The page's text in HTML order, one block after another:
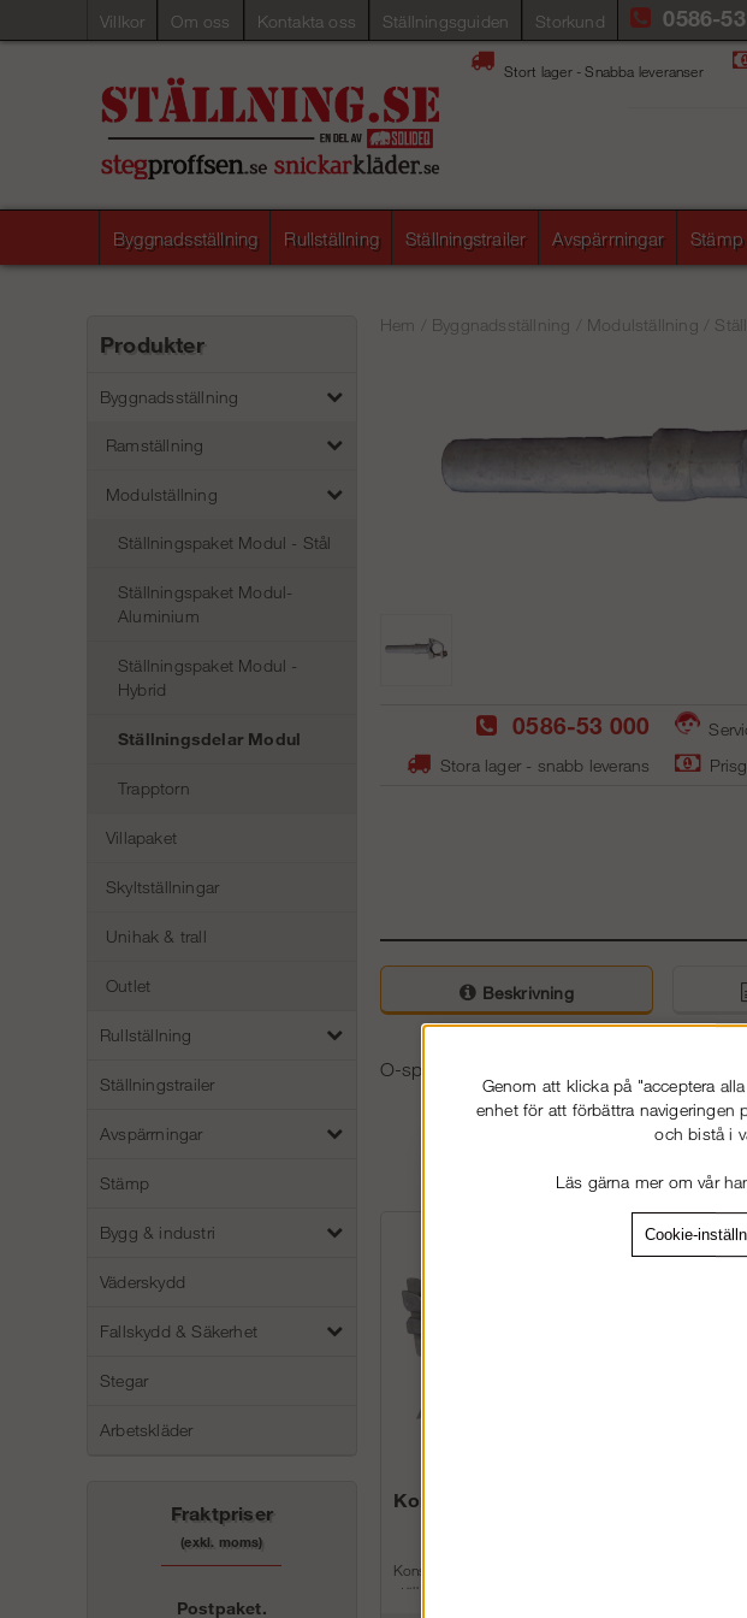
Villkor Om oss Kontakta oss Ställningsguiden Storkund 0586-
Stort lager - Snabba leveranser
Byggnadsställning Rullställning Ställningstrailer Avspärrningar Stämp
Produkter
Byggnadsställning
Ramställning
Modulställning
Ställningspaket Modul - Stål
Ställningspaket Modul-
Aluminium
Ställningspaket Modul -
Hybrid
Ställningsdelar Modul
Trapptorn
Villapaket
Skyltställningar
Unihak & trall
Outlet
Rullställning
Ställningstrailer
Avspärrningar
Stämp
Bygg & industri
Väderskydd
Fallskydd & Säkerhet
Stegar
Arbetskläder
Fraktpriser
(exkl. moms)
Postpaket.
Hem Byggnadsställning Modulställning
0586-53 000
Stora lager - snabb leverans
Beskrivning
O-spirskarv används när du ska fästa en
Konsol Modulställning
Konsoler anväds t.ex. till att bredda
ställningen in mot fasaden då
Genom att klicka på "acceptera
enhet för att förbättra navigeringen
och bistå i
Läs gärna mer om vår
Cookie-